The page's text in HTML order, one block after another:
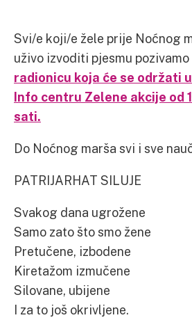
Svi/e koji/e žele prije Noćnog
uživo izvoditi pjesmu
radionicu koja će se održati
Info centru Zelene akcije od
sati.
Do Noćnog marša svi i sve
PATRIJARHAT SILUJE
Svakog dana ugrožene
Samo zato što smo žene
Pretučene, izbodene
Kiretažom izmučene
Silovane, ubijene
I za to još okrivljene.